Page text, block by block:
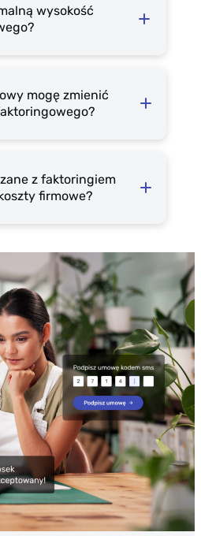
faktoringu
wysokość
faktoringowy
mogę zmienić
z faktoringiem
firmowe?